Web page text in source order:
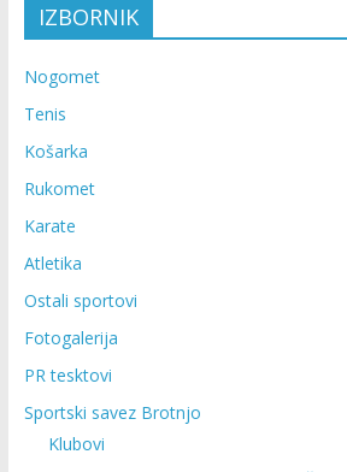
IZBORNIK
Nogomet
Tenis
Košarka
Rukomet
Karate
Atletika
Ostali sportovi
Fotogalerija
PR tesktovi
Sportski savez Brotnjo
Klubovi